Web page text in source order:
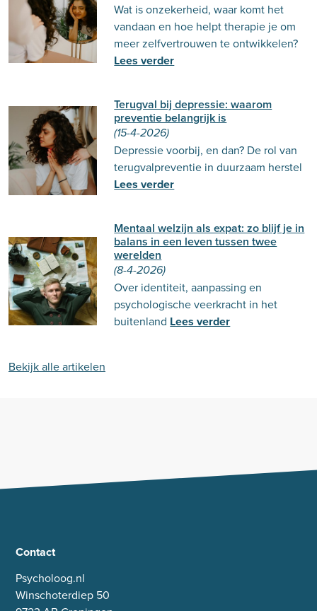
Wat is onzekerheid, waar komt het
vandaan en hoe helpt therapie je om
meer zelfvertrouwen te ontwikkelen?
Lees verder
Terugval bij depressie: waarom
preventie belangrijk is
(15-4-2026)
Depressie voorbij, en dan? De rol van
terugvalpreventie in duurzaam herstel
Lees verder
Mentaal welzijn als expat: zo blijf je in
balans in een leven tussen twee
werelden
(8-4-2026)
Over identiteit, aanpassing en
psychologische veerkracht in het
buitenland Lees verder
Bekijk alle artikelen
Contact
Psycholoog.nl
Winschoterdiep 50